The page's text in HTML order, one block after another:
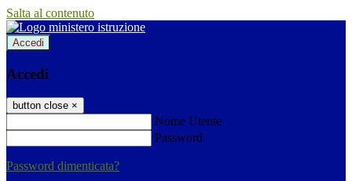
Salta al contenuto
Accedi
Accedi
button close ×
Nome Utente
Password
Password dimenticata?